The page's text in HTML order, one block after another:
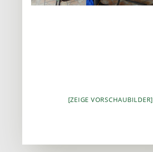
[ZEIGE VORSCHAUBILDER]